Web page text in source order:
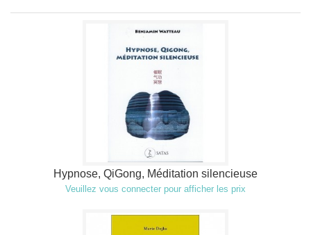
Hypnose, QiGong, Méditation silencieuse
Veuillez vous connecter pour afficher les prix